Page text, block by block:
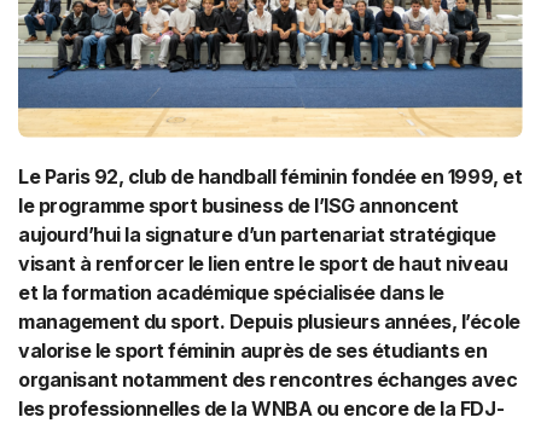
Le Paris 92, club de handball féminin fondée en 1999, et
le programme sport business de l’ISG annoncent
aujourd’hui la signature d’un partenariat stratégique
visant à renforcer le lien entre le sport de haut niveau
et la formation académique spécialisée dans le
management du sport. Depuis plusieurs années, l’école
valorise le sport féminin auprès de ses étudiants en
organisant notamment des rencontres échanges avec
les professionnelles de la WNBA ou encore de la FDJ-